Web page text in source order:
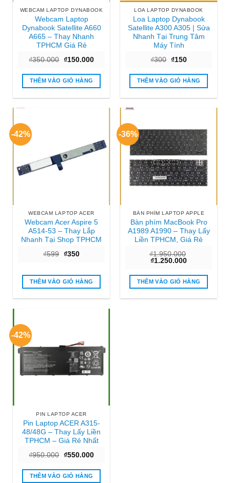
WEBCAM LAPTOP DYNABOOK
Webcam Laptop
Dynabook Satellite A660
A665 – Thay Nhanh
TPHCM Giá Rẻ
₫350.000 Giá
là:
₫350.000.
₫150.000Giá
tại
₫150.000.
THÊM VÀO GIỎ HÀNG
LOA LAPTOP DYNABOOK
Loa Laptop Dynabook
Satellite A300 A305 | Sửa
Nhanh Tại Trung Tâm
Máy Tính
₫300 Giá
là:
₫300.
₫150Giá
tại
là:
₫150.
THÊM VÀO GIỎ HÀNG
-42%
WEBCAM LAPTOP ACER
Webcam Acer Aspire 5
A514-53 – Thay Lắp
Nhanh Tại Shop TPHCM
₫599 Giá
₫599.
₫350Giá
là:
₫350.
THÊM VÀO GIỎ HÀNG
-36%
BÀN PHÍM LAPTOP APPLE
Bàn phím MacBook Pro
A1989 A1990 – Thay Lấy
Liền TPHCM, Giá Rẻ
₫1.950.000
Giá
là:
₫1.950.000.
₫1.250.000Giá
tại
là:
₫1.250.000.
THÊM VÀO GIỎ HÀNG
-42%
PIN LAPTOP ACER
Pin Laptop ACER A315-
48/48G – Thay Lấy Liền
TPHCM – Giá Rẻ Nhất
₫950.000 Giá
là:
₫950.000.
₫550.000Giá
tại
₫550.000.
THÊM VÀO GIỎ HÀNG